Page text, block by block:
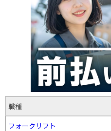
職種
フォークリフト